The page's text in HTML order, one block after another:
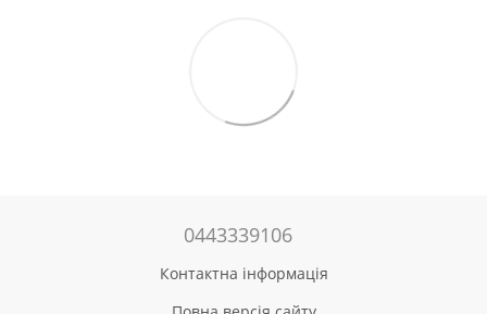
0443339106
Контактна інформація